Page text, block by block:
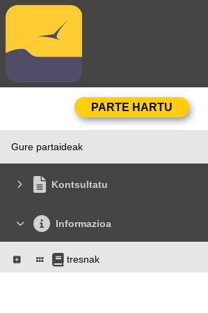
Gure partaideak
Kontsultatu
Informazioa
tresnak